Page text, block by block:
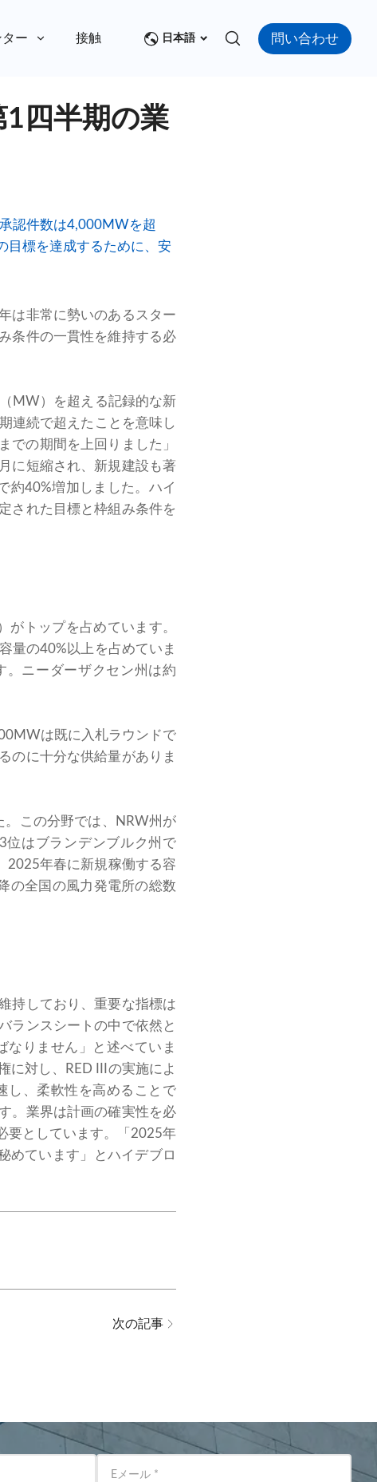
ター 接触 日本語 問い合わせ
四半期の業
認件数は4,000MWを超
目標を達成するために、安
は非常に勢いのあるスター
条件の一貫性を維持する必
MW）を超える記録的な新
連続で超えたことを意味し
での期間を上回りました」
に短縮され、新規建設も著
約40%増加しました。ハイ
された目標と枠組み条件を
トップを占めています。
量の40%以上を占めていま
。ニーダーザクセン州は約
は既に入札ラウンドで
のに十分な供給量がありま
この分野では、NRW州が
はブランデンブルク州で
2025年春に新規稼働する容
の全国の風力発電所の総数
持しており、重要な指標は
ランスシートの中で依然と
なりません」と述べていま
に対し、RED IIIの実施によ
し、柔軟性を高めることで
。業界は計画の確実性を必
要としています。「2025年
めています」とハイデブロ
次の記事
Eメール *